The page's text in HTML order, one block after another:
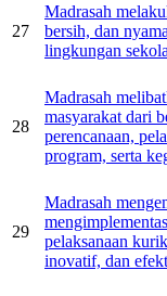
27
Madrasah
bersih, dan
lingkungan
28
Madrasah
masyarakat dari
perencanaan,
program, serta
29
Madrasah
pelaksanaan
inovatif, dan